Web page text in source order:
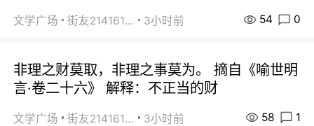
文学广场 街友21416156 3小时前 54 0
非理之财莫取，非理之事莫为。 摘自《喻世明
言·卷二十六》 解释：不正当的财
文学广场 街友21416156 3小时前 58 1